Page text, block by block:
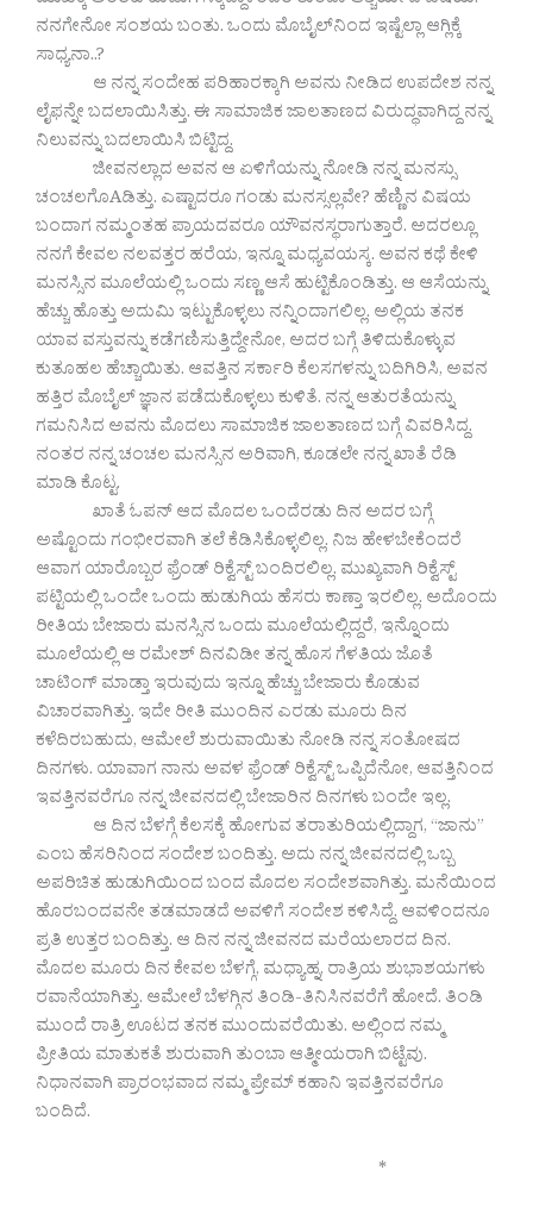
ನನಗೇನೋ ಸಂಶಯ ಬಂತು. ಒಂದು ಮೊಬೈಲ್‌ನಿಂದ ಇಷ್ಟೆಲ್ಲಾ ಆಗ್ಲಿಕ್ಕೆ
ಸಾಧ್ಯನಾ..?
ಆ ನನ್ನ ಸಂದೇಹ ಪರಿಹಾರಕ್ಕಾಗಿ ಅವನು ನೀಡಿದ ಉಪದೇಶ ನನ್ನ
ಲೈಫನ್ನೇ ಬದಲಾಯಿಸಿತ್ತು. ಈ ಸಾಮಾಜಿಕ ಜಾಲತಾಣದ ವಿರುದ್ಧವಾಗಿದ್ದ ನನ್ನ
ನಿಲುವನ್ನು ಬದಲಾಯಿಸಿ ಬಿಟ್ಟಿದ್ದ.
ಜೀವನಲ್ಲಾದ ಅವನ ಆ ಏಳಿಗೆಯನ್ನು ನೋಡಿ ನನ್ನ ಮನಸ್ಸು
ಚಂಚಲಗೊAಡಿತ್ತು. ಎಷ್ಟಾದರೂ ಗಂಡು ಮನಸ್ಸಲ್ಲವೇ? ಹೆಣ್ಣಿನ ವಿಷಯ
ಬಂದಾಗ ನಮ್ಮಂತಹ ಪ್ರಾಯದವರೂ ಯೌವನಸ್ಥರಾಗುತ್ತಾರೆ. ಅದರಲ್ಲೂ
ನನಗೆ ಕೇವಲ ನಲವತ್ತರ ಹರೆಯ, ಇನ್ನೂ ಮಧ್ಯವಯಸ್ಕ. ಅವನ ಕಥೆ ಕೇಳಿ
ಮನಸ್ಸಿನ ಮೂಲೆಯಲ್ಲಿ ಒಂದು ಸಣ್ಣ ಆಸೆ ಹುಟ್ಟಿಕೊಂಡಿತ್ತು. ಆ ಆಸೆಯನ್ನು
ಹೆಚ್ಚು ಹೊತ್ತು ಅದುಮಿ ಇಟ್ಟುಕೊಳ್ಳಲು ನನ್ನಿಂದಾಗಲಿಲ್ಲ. ಅಲ್ಲಿಯ ತನಕ
ಯಾವ ವಸ್ತುವನ್ನು ಕಡೆಗಣಿಸುತ್ತಿದ್ದೇನೋ, ಅದರ ಬಗ್ಗೆ ತಿಳಿದುಕೊಳ್ಳುವ
ಕುತೂಹಲ ಹೆಚ್ಚಾಯಿತು. ಆವತ್ತಿನ ಸರ್ಕಾರಿ ಕೆಲಸಗಳನ್ನು ಬದಿಗಿರಿಸಿ, ಅವನ
ಹತ್ತಿರ ಮೊಬೈಲ್ ಜ್ಞಾನ ಪಡೆದುಕೊಳ್ಳಲು ಕುಳಿತೆ. ನನ್ನ ಆತುರತೆಯನ್ನು
ಗಮನಿಸಿದ ಅವನು ಮೊದಲು ಸಾಮಾಜಿಕ ಜಾಲತಾಣದ ಬಗ್ಗೆ ವಿವರಿಸಿದ್ದ.
ನಂತರ ನನ್ನ ಚಂಚಲ ಮನಸ್ಸಿನ ಅರಿವಾಗಿ, ಕೂಡಲೇ ನನ್ನ ಖಾತೆ ರೆಡಿ
ಮಾಡಿ ಕೊಟ್ಟ.
ಖಾತೆ ಓಪನ್ ಆದ ಮೊದಲ ಒಂದೆರಡು ದಿನ ಅದರ ಬಗ್ಗೆ
ಅಷ್ಟೊಂದು ಗಂಭೀರವಾಗಿ ತಲೆ ಕೆಡಿಸಿಕೊಳ್ಳಲಿಲ್ಲ. ನಿಜ ಹೇಳಬೇಕೆಂದರೆ
ಆವಾಗ ಯಾರೊಬ್ಬರ ಫ್ರೆಂಡ್ ರಿಕ್ವೆಸ್ಟ್ ಬಂದಿರಲಿಲ್ಲ. ಮುಖ್ಯವಾಗಿ ರಿಕ್ವೆಸ್ಟ್
ಪಟ್ಟಿಯಲ್ಲಿ ಒಂದೇ ಒಂದು ಹುಡುಗಿಯ ಹೆಸರು ಕಾಣ್ತಾ ಇರಲಿಲ್ಲ. ಅದೊಂದು
ರೀತಿಯ ಬೇಜಾರು ಮನಸ್ಸಿನ ಒಂದು ಮೂಲೆಯಲ್ಲಿದ್ದರೆ, ಇನ್ನೊಂದು
ಮೂಲೆಯಲ್ಲಿ ಆ ರಮೇಶ್ ದಿನವಿಡೀ ತನ್ನ ಹೊಸ ಗೆಳತಿಯ ಜೊತೆ
ಚಾಟಿಂಗ್ ಮಾಡ್ತಾ ಇರುವುದು ಇನ್ನೂ ಹೆಚ್ಚು ಬೇಜಾರು ಕೊಡುವ
ವಿಚಾರವಾಗಿತ್ತು. ಇದೇ ರೀತಿ ಮುಂದಿನ ಎರಡು ಮೂರು ದಿನ
ಕಳೆದಿರಬಹುದು, ಆಮೇಲೆ ಶುರುವಾಯಿತು ನೋಡಿ ನನ್ನ ಸಂತೋಷದ
ದಿನಗಳು. ಯಾವಾಗ ನಾನು ಅವಳ ಫ್ರೆಂಡ್ ರಿಕ್ವೆಸ್ಟ್ ಒಪ್ಪಿದೆನೋ, ಆವತ್ತಿನಿಂದ
ಇವತ್ತಿನವರೆಗೂ ನನ್ನ ಜೀವನದಲ್ಲಿ ಬೇಜಾರಿನ ದಿನಗಳು ಬಂದೇ ಇಲ್ಲ.
ಆ ದಿನ ಬೆಳಗ್ಗೆ ಕೆಲಸಕ್ಕೆ ಹೋಗುವ ತರಾತುರಿಯಲ್ಲಿದ್ದಾಗ, “ಜಾನು”
ಎಂಬ ಹೆಸರಿನಿಂದ ಸಂದೇಶ ಬಂದಿತ್ತು. ಅದು ನನ್ನ ಜೀವನದಲ್ಲಿ ಒಬ್ಬ
ಅಪರಿಚಿತ ಹುಡುಗಿಯಿಂದ ಬಂದ ಮೊದಲ ಸಂದೇಶವಾಗಿತ್ತು. ಮನೆಯಿಂದ
ಹೊರಬಂದವನೇ ತಡಮಾಡದೆ ಅವಳಿಗೆ ಸಂದೇಶ ಕಳಿಸಿದ್ದೆ. ಆವಳಿಂದನೂ
ಪ್ರತಿ ಉತ್ತರ ಬಂದಿತ್ತು. ಆ ದಿನ ನನ್ನ ಜೀವನದ ಮರೆಯಲಾರದ ದಿನ.
ಮೊದಲ ಮೂರು ದಿನ ಕೇವಲ ಬೆಳಗ್ಗೆ, ಮಧ್ಯಾಹ್ನ, ರಾತ್ರಿಯ ಶುಭಾಶಯಗಳು
ರವಾನೆಯಾಗಿತ್ತು. ಆಮೇಲೆ ಬೆಳಗ್ಗಿನ ತಿಂಡಿ-ತಿನಿಸಿನವರೆಗೆ ಹೋದೆ. ತಿಂಡಿ
ಮುಂದೆ ರಾತ್ರಿ ಊಟದ ತನಕ ಮುಂದುವರೆಯಿತು. ಅಲ್ಲಿಂದ ನಮ್ಮ
ಪ್ರೀತಿಯ ಮಾತುಕತೆ ಶುರುವಾಗಿ ತುಂಬಾ ಆತ್ಮೀಯರಾಗಿ ಬಿಟ್ಟೆವು.
ನಿಧಾನವಾಗಿ ಪ್ರಾರಂಭವಾದ ನಮ್ಮ ಪ್ರೇಮ್ ಕಹಾನಿ ಇವತ್ತಿನವರೆಗೂ
ಬಂದಿದೆ.
*